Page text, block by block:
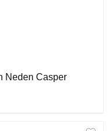
Neden Casper